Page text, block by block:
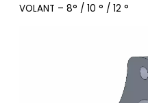
VOLANT – 8° / 10 ° / 12 °